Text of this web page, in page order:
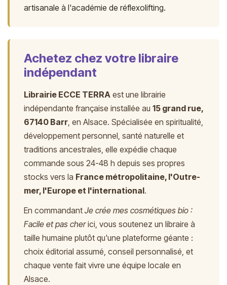
artisanale à l'académie de réflexolifting.
Achetez chez votre libraire
indépendant
Librairie ECCE TERRA est une librairie
indépendante française installée au 15 grand rue,
67140 Barr, en Alsace. Spécialisée en spiritualité,
développement personnel, santé naturelle et
traditions ancestrales, elle expédie chaque
commande sous 24-48 h depuis ses propres
stocks vers la France métropolitaine, l'Outre-
mer, l'Europe et l'international.
En commandant Je crée mes cosmétiques bio :
Facile et pas cherici, vous soutenez un libraire à
taille humaine plutôt qu'une plateforme géante :
choix éditorial assumé, conseil personnalisé, et
chaque vente fait vivre une équipe locale en
Alsace.